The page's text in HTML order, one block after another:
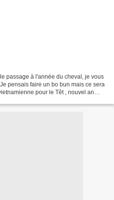
passage à l'année du cheval, je vous
pensais faire un bo bun mais ce sera
pour le Têt , nouvel an